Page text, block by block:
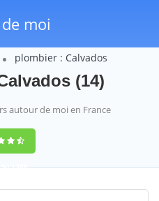
moi
plombier : Calvados
(14)
autour de moi en France
1388